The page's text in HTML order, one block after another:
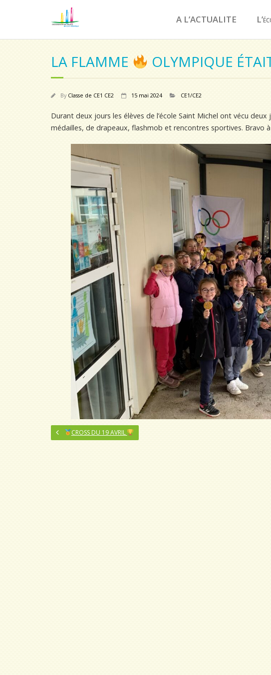
A L’ACTUALITE
LA FLAMME OLYMPIQUE
By Classe de CE1 CE2 15 mai 2024 CE1/CE2
Durant deux jours les élèves de l’école Saint Michel ont vécu
médailles, de drapeaux, flashmob et rencontres sportives. Bravo
CROSS DU 19 AVRIL